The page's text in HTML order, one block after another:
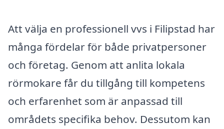
Att välja en professionell vvs i Filipstad har
många fördelar för både privatpersoner
och företag. Genom att anlita lokala
rörmokare får du tillgång till kompetens
och erfarenhet som är anpassad till
områdets specifika behov. Dessutom kan